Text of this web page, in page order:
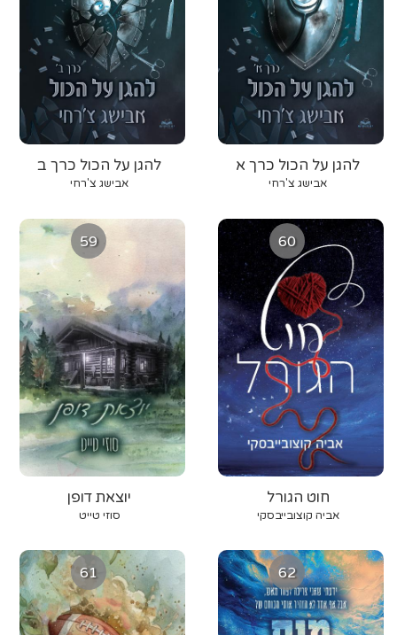
להגן על הכול כרך ב
אבישג צ'רחי
להגן על הכול כרך א
אבישג צ'רחי
59
יוצאת דופן
סוזי טייט
60
חוט הגורל
אביה קוצובייבסקי
61 62